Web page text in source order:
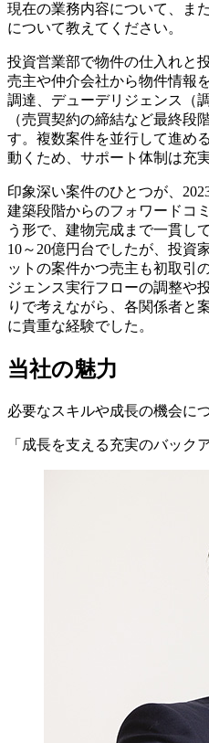
現在の業務内容について、ま
について教えてください。
投資営業部で物件の仕入れと
売主や仲介会社から物件情報
調達、デューデリジェンス（
（売買契約の締結など最終段
す。複数案件を並行して進め
動くため、サポート体制は充
印象深い案件のひとつが、
建築段階からのフォワードコ
う形で、建物完成まで一貫し
10～20億円台でしたが、投資
ットの案件かつ売主も初取引
ジェンス実行フローの調整や
りで考えながら、各関係者と
に貴重な経験でした。
当社の魅力
必要なスキルや成長の機会に
「成長を支える充実のバック